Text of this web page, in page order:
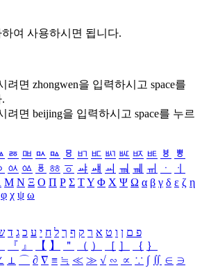
여 사용하시면 됩니다.
려면 zhongwen을 입력하시고 space를
려면 beijing을 입력하시고 space를 누르
ㅭ ㅮ ㅯ ㅰ ㅱ ㅲ ㅳ ㅴ ㅵ ㅶ ㅷ ㅸ
ㅹ
ㆂ ㆃ ㆄ ㆅ ㆆ ㆇ ㆈ ㆉ ㆊ ㆋ ㆌ ㆍ
ㆎ
Μ Ν Ξ Ο Π Ρ Σ ΤΥ Φ Χ Ψ Ω α β γ δ ε ζ η
φ χ ψ ω
פ ם ן ו ט א ר ק ף ך ל ח י ע כ ג ד
『 』 【 】 ＂ （ ） ［ ］ ｛ ｝
⊥ ⌒ ∂ ∇ ≡ ≒ ≪ ≫ √ ∽ ∝ ∵ ∫ ∬ ∈ ∋